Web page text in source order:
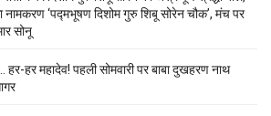
नामकरण ‘पद्मभूषण दिशोम गुरु शिबू सोरेन चौक’, मंच पर
सोनू
हर महादेव! पहली सोमवारी पर बाबा दुखहरण नाथ